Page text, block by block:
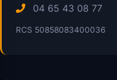
04 65 43 08 77
RCS 50858083400036